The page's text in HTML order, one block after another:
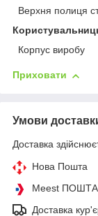
Верхня полиця
Корпус виробу
Приховати
Умови
Доставка
Нова Пошта
Meest ПОШТА
Доставка